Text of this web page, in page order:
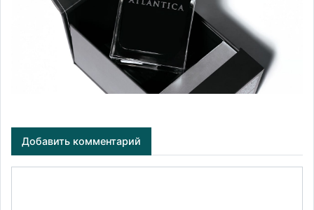
Добавить комментарий